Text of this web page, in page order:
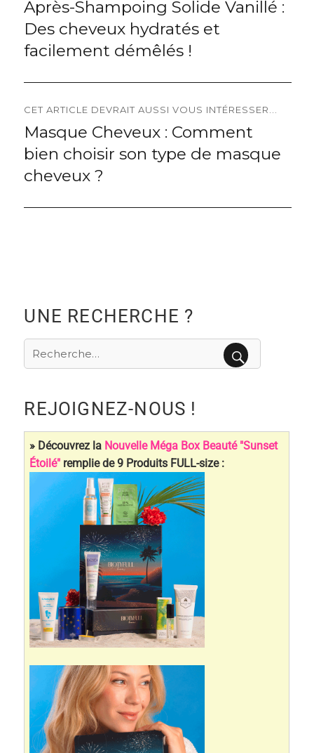
de
l’article
Previous
post:
Après-Shampoing Solide Vanillé :
Des cheveux hydratés et
facilement démêlés !
CET ARTICLE DEVRAIT AUSSI VOUS INTÉRESSER...
Next
post:
Masque Cheveux : Comment
bien choisir son type de masque
cheveux ?
UNE RECHERCHE ?
Recherche
pour
REJOIGNEZ-NOUS !
» Découvrez la Nouvelle Méga Box Beauté "Sunset
Étoilé" remplie de 9 Produits FULL-size :